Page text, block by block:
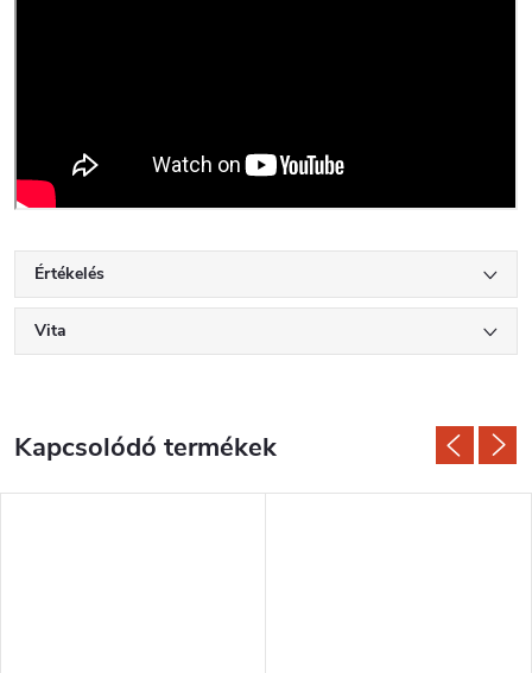
Értékelés
Vita
Kapcsolódó termékek